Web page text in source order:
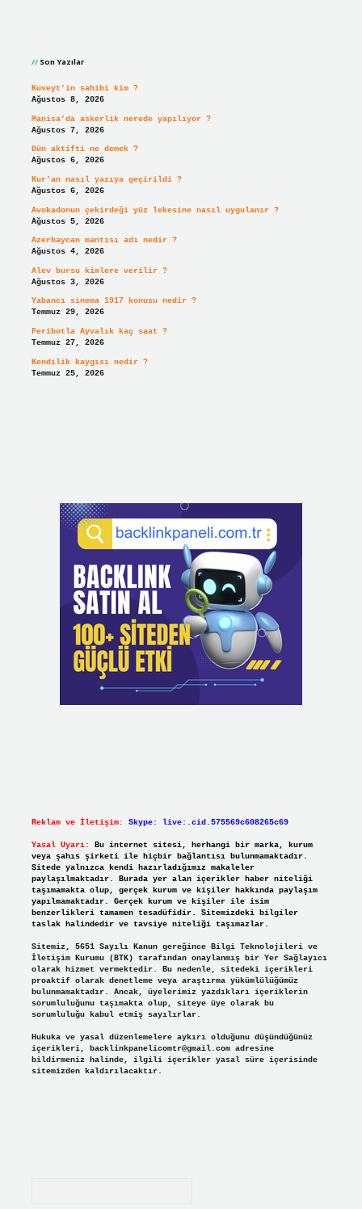
Son Yazılar
Kuveyt’in sahibi kim ?
Ağustos 8, 2026
Manisa’da askerlik nerede yapılıyor ?
Ağustos 7, 2026
Dün aktifti ne demek ?
Ağustos 6, 2026
Kur’an nasıl yazıya geçirildi ?
Ağustos 6, 2026
Avokadonun çekirdeği yüz lekesine nasıl uygulanır ?
Ağustos 5, 2026
Azerbaycan mantısı adı nedir ?
Ağustos 4, 2026
Alev bursu kimlere verilir ?
Ağustos 3, 2026
Yabancı sinema 1917 konusu nedir ?
Temmuz 29, 2026
Feribotla Ayvalık kaç saat ?
Temmuz 27, 2026
Kendilik kaygısı nedir ?
Temmuz 25, 2026
Reklam ve İletişim: Skype: live:.cid.575569c608265c69
Yasal Uyarı:
Bu internet sitesi, herhangi bir marka, kurum
veya şahıs şirketi ile hiçbir bağlantısı bulunmamaktadır.
Sitede yalnızca kendi hazırladığımız makaleler
paylaşılmaktadır. Burada yer alan içerikler haber niteliği
taşımamakta olup, gerçek kurum ve kişiler hakkında paylaşım
yapılmamaktadır. Gerçek kurum ve kişiler ile isim
benzerlikleri tamamen tesadüfidir. Sitemizdeki bilgiler
taslak halindedir ve tavsiye niteliği taşımazlar.
Sitemiz, 5651 Sayılı Kanun gereğince Bilgi Teknolojileri ve
İletişim Kurumu (BTK) tarafından onaylanmış bir Yer Sağlayıcı
olarak hizmet vermektedir. Bu nedenle, sitedeki içerikleri
proaktif olarak denetleme veya araştırma yükümlülüğümüz
bulunmamaktadır. Ancak, üyelerimiz yazdıkları içeriklerin
sorumluluğunu taşımakta olup, siteye üye olarak bu
sorumluluğu kabul etmiş sayılırlar.
Hukuka ve yasal düzenlemelere aykırı olduğunu düşündüğünüz
içerikleri, backlinkpanelicomtr@gmail.comadresine
bildirmeniz halinde, ilgili içerikler yasal süre içerisinde
sitemizden kaldırılacaktır.